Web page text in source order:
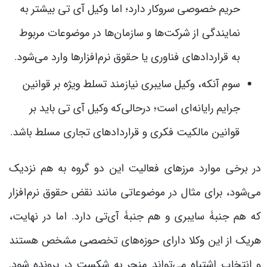
حریم خصوصی سروکار دارد؛ اما وکیل آی تی بیشتر به
نمایندگی از شرکت‌ها و سازمان‌ها در موضوعات مربوط
به قراردادهای فناوری یا حقوق نرم‌افزارها وارد می‌شود.
سوم آنکه، وکیل سایبری نیازمند تسلط ویژه بر قوانین
جرایم رایانه‌ای است؛ درحالی‌که وکیل آی تی باید بر
قوانین مالکیت فکری و قراردادهای تجاری مسلط باشد.
در برخی موارد مرزهای فعالیت این دو گروه به هم نزدیک
می‌شود، برای مثال در موضوعاتی مانند نقض حقوق نرم‌افزار
که هم جنبۀ سایبری و هم جنبۀ آی‌تی دارد. اما در نهایت،
هریک از این وکلا دارای حوزه‌های تخصصی مشخص هستند